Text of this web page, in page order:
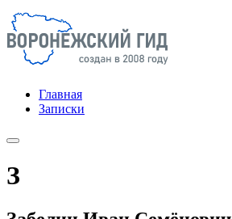
Главная
Записки
З